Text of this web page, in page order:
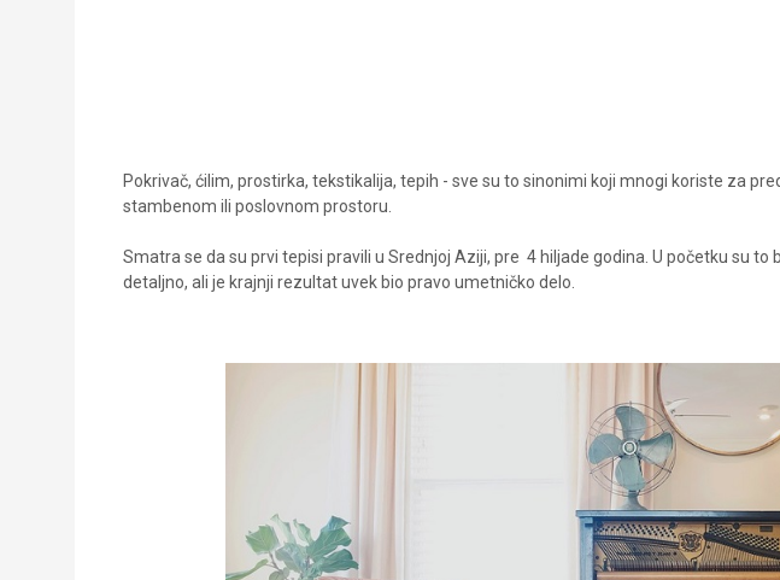
Pokrivač, ćilim, prostirka, tekstikalija, tepih - sve su to sinonimi koji mnogi koriste za
stambenom ili poslovnom prostoru.
Smatra se da su prvi tepisi pravili u Srednjoj Aziji, pre 4 hiljade godina. U početku su to
detaljno, ali je krajnji rezultat uvek bio pravo umetničko delo.